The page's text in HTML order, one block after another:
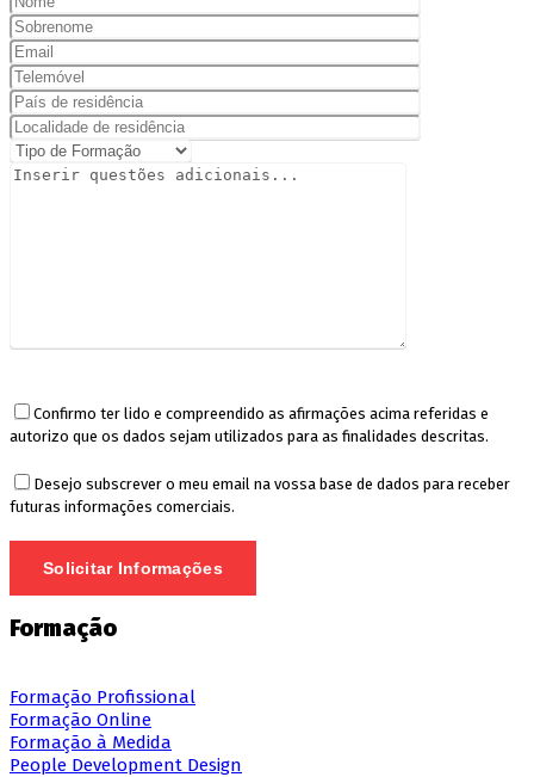
Confirmo ter lido e compreendido as afirmações acima referidas e
autorizo que os dados sejam utilizados para as finalidades descritas.
Desejo subscrever o meu email na vossa base de dados para receber
futuras informações comerciais.
Formação
Formação Profissional
Formação Online
Formação à Medida
People Development Design